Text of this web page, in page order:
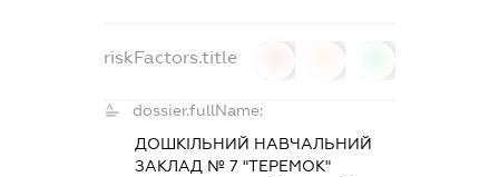
riskFactors.title
dossier.fullName:
ДОШКІЛЬНИЙ НАВЧАЛЬНИЙ
ЗАКЛАД № 7 "ТЕРЕМОК"